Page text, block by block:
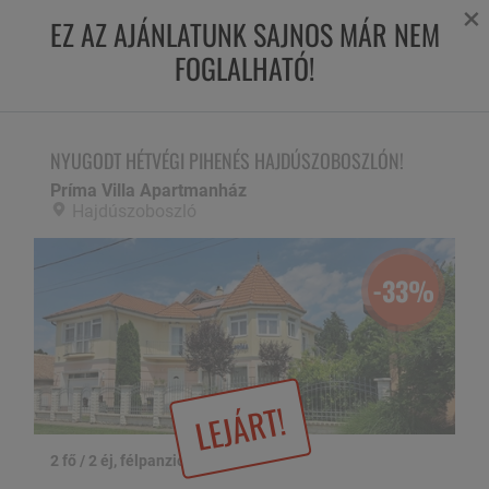
NYUGODT HÉTVÉGI PIHENÉS HAJDÚSZOBOSZLÓN!
EZ AZ AJÁNLATUNK SAJNOS MÁR NEM
FOGLALHATÓ!
×
LEJÁRT!
NYUGODT HÉTVÉGI PIHENÉS HAJDÚSZOBOSZLÓN!
Príma Villa Apartmanház
-33%
2 fő / 2 éj, félpanzióval